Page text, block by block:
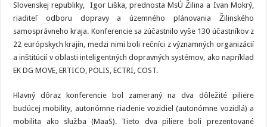
Slovenskej republiky, Igor Liška, prednosta MsÚ Žilina a Ivan Mokrý,
riaditeľ odboru dopravy a územného plánovania Žilinského
samosprávneho kraja. Konferencie sa zúčastnilo vyše 130 účastníkov z
22 európskych krajín, medzi nimi boli rečníci z významných organizácií
a inštitúcií v oblasti inteligentných dopravných systémov, ako napríklad
EK DG MOVE, ERTICO, POLIS, ECTRI, COST.
Hlavný dôraz konferencie bol zameraný na dva dôležité piliere
budúcej mobility, autonómne riadenie vozidiel (autonómne vozidlá) a
mobilita ako služba (MaaS). Tieto dva piliere boli prezentované